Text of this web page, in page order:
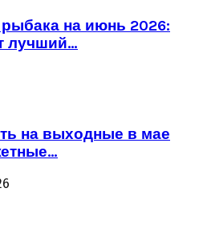
на июнь 2026:
лучший…
на выходные в мае